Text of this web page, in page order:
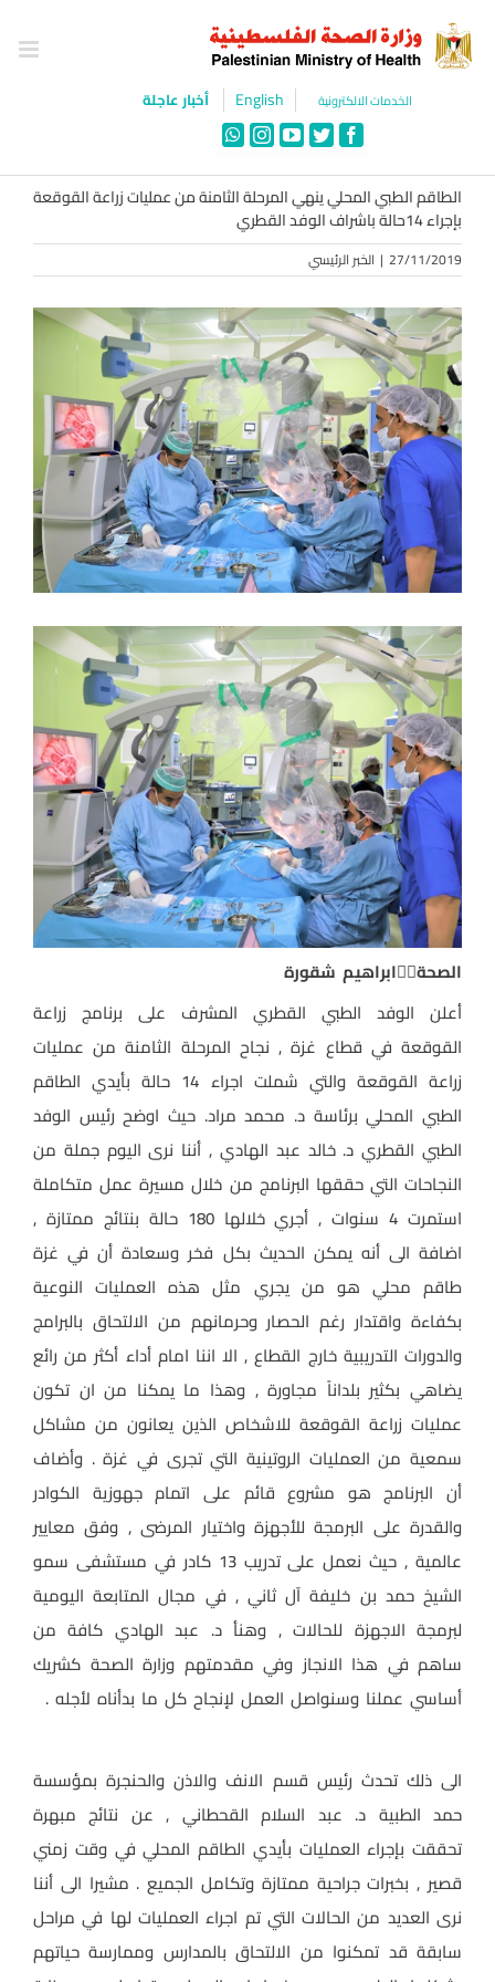
content
الخدمات الالكترونية English أخبار عاجلة
Facebook
Twitter
YouTube
Instagram
WhatsApp
الطاقم الطبي المحلي ينهي المرحلة الثامنة من عمليات زراعة القوقعة
بإجراء 14حالة باشراف الوفد القطري
27/11/2019
| الخبر الرئيسي
الصحة✍🏻ابراهيم شقورة
أعلن الوفد الطبي القطري المشرف على برنامج زراعة
القوقعة في قطاع غزة , نجاح المرحلة الثامنة من عمليات
زراعة القوقعة والتي شملت اجراء 14 حالة بأيدي الطاقم
الطبي المحلي برئاسة د. محمد مراد. حيث اوضح رئيس الوفد
الطبي القطري د. خالد عبد الهادي , أننا نرى اليوم جملة من
النجاحات التي حققها البرنامج من خلال مسيرة عمل متكاملة
استمرت 4 سنوات , أجري خلالها 180 حالة بنتائج ممتازة ,
اضافة الى أنه يمكن الحديث بكل فخر وسعادة أن في غزة
طاقم محلي هو من يجري مثل هذه العمليات النوعية
بكفاءة واقتدار رغم الحصار وحرمانهم من الالتحاق بالبرامج
والدورات التدريبية خارج القطاع , الا اننا امام أداء أكثر من رائع
يضاهي بكثير بلداناً مجاورة , وهذا ما يمكنا من ان تكون
عمليات زراعة القوقعة للاشخاص الذين يعانون من مشاكل
سمعية من العمليات الروتينية التي تجرى في غزة . وأضاف
أن البرنامج هو مشروع قائم على اتمام جهوزية الكوادر
والقدرة على البرمجة للأجهزة واختيار المرضى , وفق معايير
عالمية , حيث نعمل على تدريب 13 كادر في مستشفى سمو
الشيخ حمد بن خليفة آل ثاني , في مجال المتابعة اليومية
لبرمجة الاجهزة للحالات , وهنأ د. عبد الهادي كافة من
ساهم في هذا الانجاز وفي مقدمتهم وزارة الصحة كشريك
أساسي عملنا وسنواصل العمل لإنجاح كل ما بدأناه لأجله .
الى ذلك تحدث رئيس قسم الانف والاذن والحنجرة بمؤسسة
حمد الطبية د. عبد السلام القحطاني , عن نتائج مبهرة
تحققت بإجراء العمليات بأيدي الطاقم المحلي في وقت زمني
قصير , بخبرات جراحية ممتازة وتكامل الجميع . مشيرا الى أننا
نرى العديد من الحالات التي تم اجراء العمليات لها في مراحل
سابقة قد تمكنوا من الالتحاق بالمدارس وممارسة حياتهم